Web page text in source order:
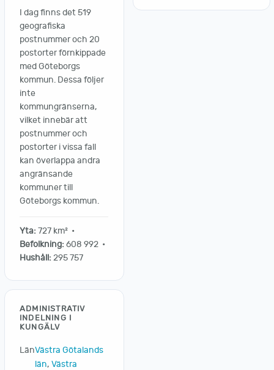
I dag finns det 519
geografiska
postnummer och 20
postorter förnkippade
med Göteborgs
kommun. Dessa följer
inte
kommungränserna,
vilket innebär att
postnummer och
postorter i vissa fall
kan överlappa andra
angränsande
kommuner till
Göteborgs kommun.
Yta:727 km² •
Befolkning:608 992 •
Hushåll:295 757
ADMINISTRATIV
INDELNING I
KUNGÄLV
LänVästra Götalands
län, Västra